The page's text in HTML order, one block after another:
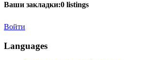
Ваши закладки:0 listings
Войти
Languages